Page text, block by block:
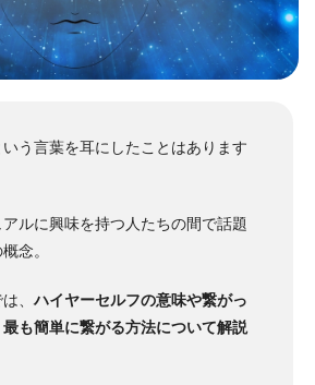
う言葉を耳にしたことはあります
ルに興味を持つ人たちの間で話題
念。
は、ハイヤーセルフの意味や繋がっ
も簡単に繋がる方法について解説